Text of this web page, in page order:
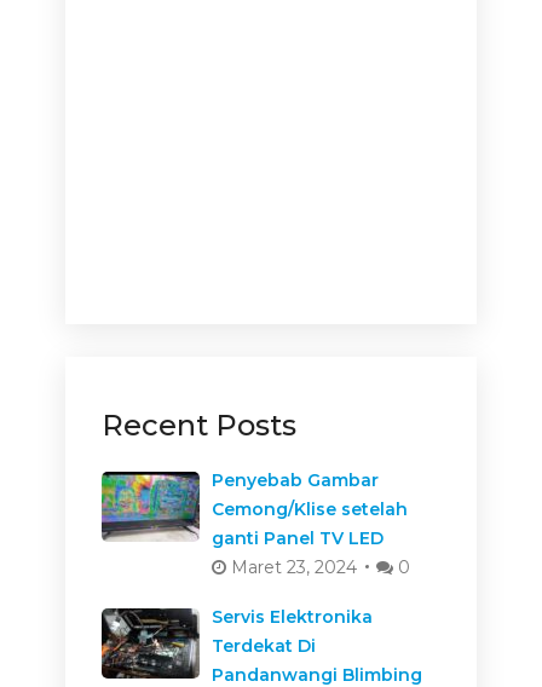
Recent Posts
Penyebab Gambar
Cemong/Klise setelah
ganti Panel TV LED
Maret 23, 2024
0
Servis Elektronika
Terdekat Di
Pandanwangi Blimbing